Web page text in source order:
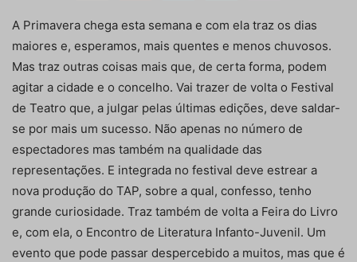
A Primavera chega esta semana e com ela traz os dias
maiores e, esperamos, mais quentes e menos chuvosos.
Mas traz outras coisas mais que, de certa forma, podem
agitar a cidade e o concelho. Vai trazer de volta o Festival
de Teatro que, a julgar pelas últimas edições, deve saldar-
se por mais um sucesso. Não apenas no número de
espectadores mas também na qualidade das
representações. E integrada no festival deve estrear a
nova produção do TAP, sobre a qual, confesso, tenho
grande curiosidade. Traz também de volta a Feira do Livro
e, com ela, o Encontro de Literatura Infanto-Juvenil. Um
evento que pode passar despercebido a muitos, mas que é